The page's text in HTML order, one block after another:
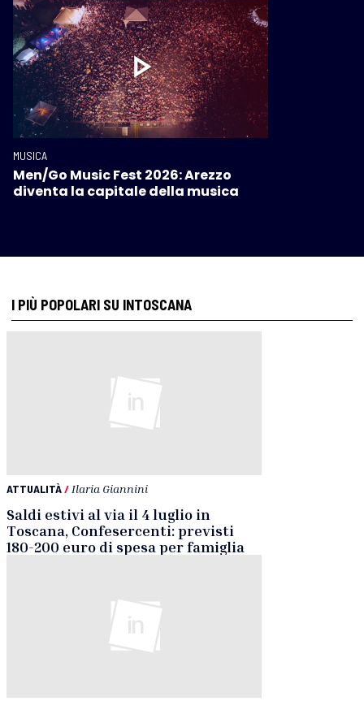
MUSICA
Men/Go Music Fest 2026: Arezzo
diventa la capitale della musica
I PIÙ POPOLARI SU INTOSCANA
ATTUALITÀ/ Ilaria Giannini
Saldi estivi al via il 4 luglio in
Toscana, Confesercenti: previsti
180-200 euro di spesa per famiglia